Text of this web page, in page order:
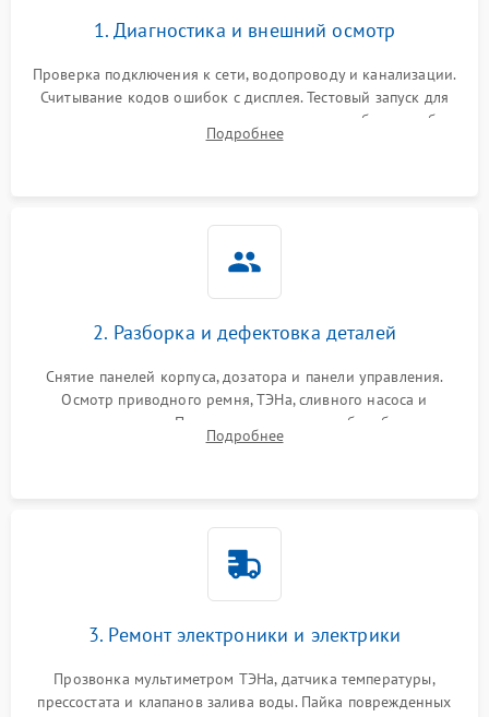
1. Диагностика и внешний осмотр
Проверка подключения к сети, водопроводу и канализации.
Считывание кодов ошибок с дисплея. Тестовый запуск для
выявления посторонних шумов, протечек или сбоев в работе
электронного модуля управления.
Подробнее
2. Разборка и дефектовка деталей
Снятие панелей корпуса, дозатора и панели управления.
Осмотр приводного ремня, ТЭНа, сливного насоса и
амортизаторов. Проверка подшипников барабана и
крестовины на износ, а манжеты люка на разрывы.
Подробнее
3. Ремонт электроники и электрики
Прозвонка мультиметром ТЭНа, датчика температуры,
прессостата и клапанов залива воды. Пайка поврежденных